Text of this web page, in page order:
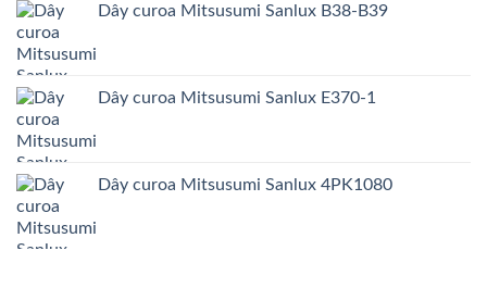
Dây curoa Mitsusumi Sanlux B38-B39
Dây curoa Mitsusumi Sanlux E370-1
Dây curoa Mitsusumi Sanlux 4PK1080